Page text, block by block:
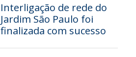
Interligação de rede do
Jardim São Paulo foi
finalizada com sucesso